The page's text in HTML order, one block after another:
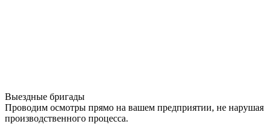
Выездные бригады
Проводим осмотры прямо на вашем предприятии, не нарушая
производственного процесса.